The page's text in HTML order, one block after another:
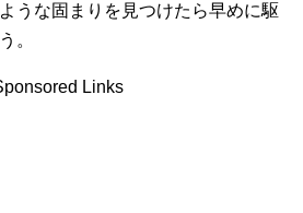
うな固まりを見つけたら早めに駆
。
Links